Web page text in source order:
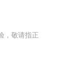
，敬请指正